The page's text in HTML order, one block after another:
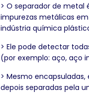
> O separador de
impurezas metálicas
indústria química
> Ele pode detectar
(por exemplo: aço, aço
> Mesmo
depois separadas pela